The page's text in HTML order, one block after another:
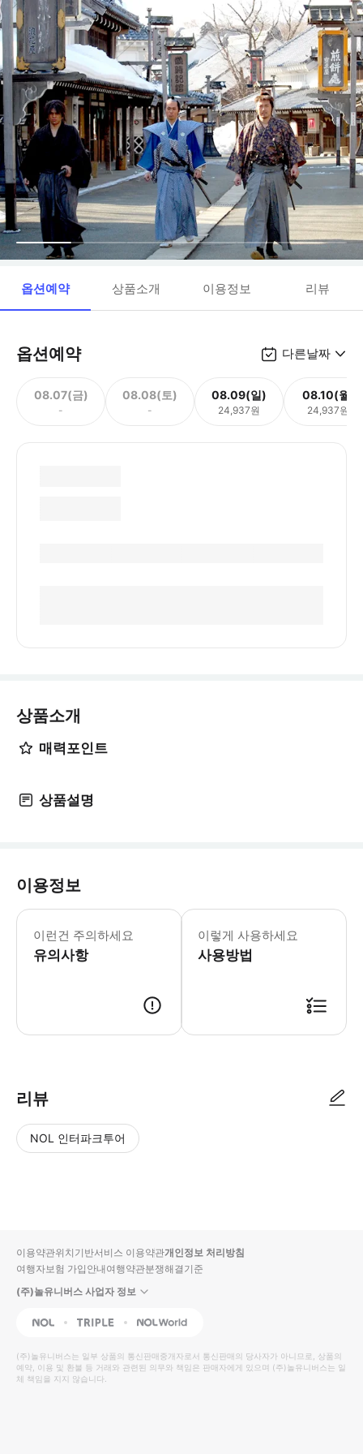
옵션예약 상품소개 이용정보 리뷰
옵션예약 다른날짜
08.07(금)
-
08.08(토)
-
08.09(일)
24,937원
08.10(월)
24,937원
상품소개
매력포인트
상품설명
이용정보
이런건 주의하세요
유의사항
▶ 영업 정보 * 1월 ~ 12월 *
이렇게 사용하세요
사용방법
리뷰
NOL 인터파크투어
입니
다.
높
은
순
동
영
상
순
상
이용약관위치기반서비스 이용약관개인정보 처리방침
여행자보험 가입안내여행약관분쟁해결기준
(주)놀유니버스 사업자 정보
NOL Triple Interpark Global
(주)놀유니버스는 일부 상품의 통신판매중개자로서 통신판매의 당사자가 아니므로, 상품의
예약, 이용 및 환불 등 거래와 관련된 의무와 책임은 판매자에게 있으며 (주)놀유니버스는 일
체 책임을 지지 않습니다.